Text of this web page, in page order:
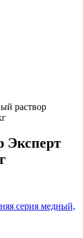
раствор
Эксперт